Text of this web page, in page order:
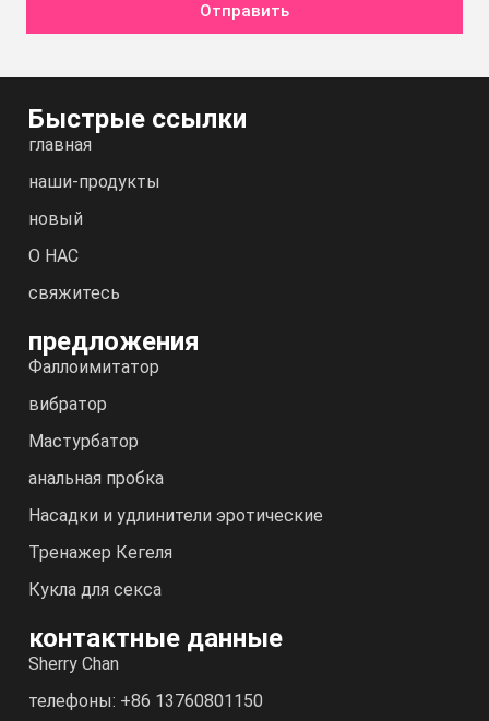
Отправить
Быстрые ссылки
главная
наши-продукты
новый
О НАС
свяжитесь
предложения
Фаллоимитатор
вибратор
Мастурбатор
анальная пробка
Насадки и удлинители эротические
Тренажер Кегеля
Кукла для секса
контактные данные
Sherry Chan
телефоны: +86 13760801150